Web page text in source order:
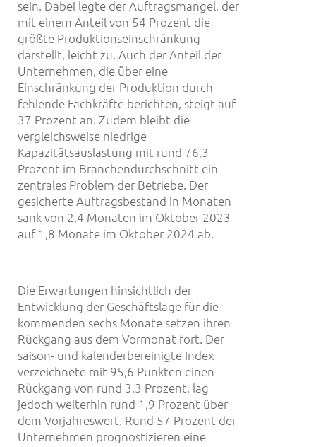
sein. Dabei legte der Auftragsmangel, der
mit einem Anteil von 54 Prozent die
größte Produktionseinschränkung
darstellt, leicht zu. Auch der Anteil der
Unternehmen, die über eine
Einschränkung der Produktion durch
fehlende Fachkräfte berichten, steigt auf
37 Prozent an. Zudem bleibt die
vergleichsweise niedrige
Kapazitätsauslastung mit rund 76,3
Prozent im Branchendurchschnitt ein
zentrales Problem der Betriebe. Der
gesicherte Auftragsbestand in Monaten
sank von 2,4 Monaten im Oktober 2023
auf 1,8 Monate im Oktober 2024 ab.
Die Erwartungen hinsichtlich der
Entwicklung der Geschäftslage für die
kommenden sechs Monate setzen ihren
Rückgang aus dem Vormonat fort. Der
saison- und kalenderbereinigte Index
verzeichnete mit 95,6 Punkten einen
Rückgang von rund 3,3 Prozent, lag
jedoch weiterhin rund 1,9 Prozent über
dem Vorjahreswert. Rund 57 Prozent der
Unternehmen prognostizieren eine